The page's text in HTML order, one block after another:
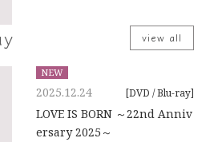
view all
NEW
2025.12.24 [DVD / Blu-ray]
LOVE IS BORN ～22nd Anniv
ersary 2025～